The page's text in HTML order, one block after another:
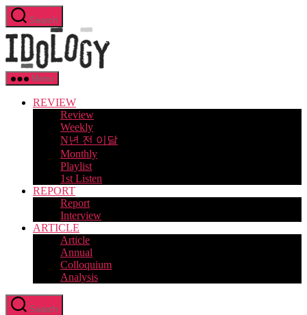
Skip
to
the
content
Search
Menu
REVIEW
Review
Weekly
N년 전 이달
Monthly
Playlist
1st Listen
REPORT
Report
Interview
ARTICLE
Article
Annual
Colloquium
Analysis
Search